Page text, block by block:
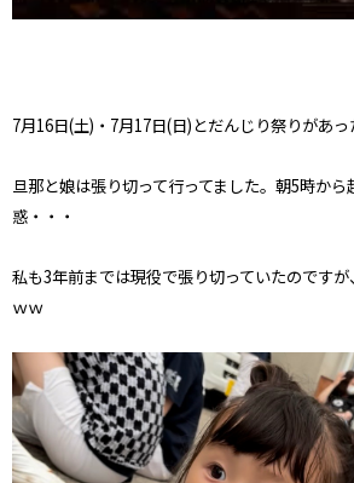
7月16日(土) ・ 7月17日(日) とだんじり祭りがあ
旦那と娘は張り切って行ってました。朝5時から
惑・・・
私も3年前までは現役で張り切っていたのです
ｗｗ